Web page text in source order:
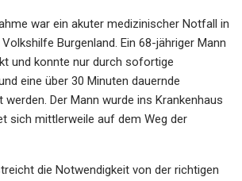
war ein akuter medizinischer Notfall in
Burgenland. Ein 68-jähriger Mann
und konnte nur durch sofortige
eine über 30 Minuten dauernde
Der Mann wurde ins Krankenhaus
sich mittlerweile auf dem Weg der
die Notwendigkeit von der richtigen